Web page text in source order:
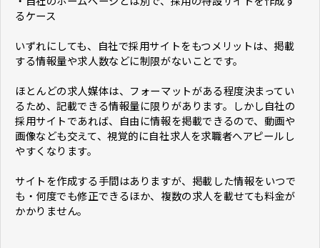
るケース
いずれにしても、自社で採用サイトをもつメリットは、掲載
する情報量や求人数などに制限がないことです。
ほとんどの求人媒体は、フォーマットがある程度決まってい
るため、記載できる情報量に限りがあります。しかし自社の
採用サイトであれば、自由に情報を掲載できるので、動画や
画像なども交えて、視覚的に自社求人を求職者へアピールし
やすくなります。
サイトを作成する手間はありますが、掲載した情報をいつで
も・何度でも修正できるほか、複数の求人を載せても料金が
かかりません。